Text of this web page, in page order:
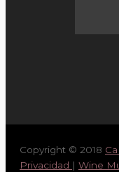
Copyright © 2018
Privacidad | Wine